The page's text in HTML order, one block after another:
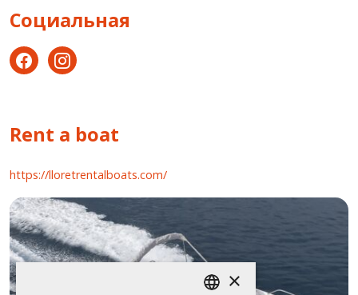
Социальная
Rent a boat
https://lloretrentalboats.com/
×